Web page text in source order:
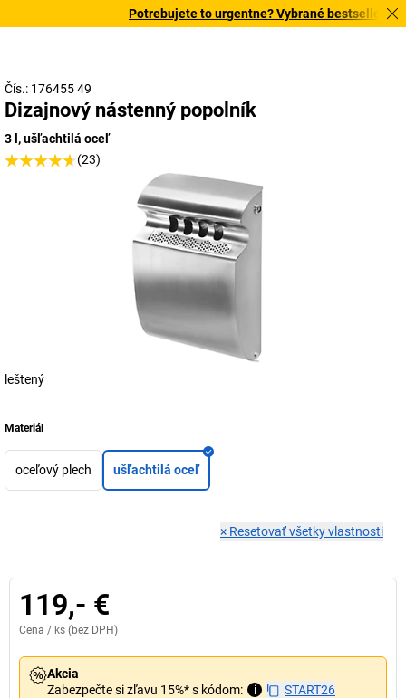
Potrebujete to urgentne? Vybrané bestsellery
Čís.: 176455 49
Dizajnový nástenný popolník
3 l, ušľachtilá oceľ
(23)
leštený
Materiál
oceľový plech ušľachtilá oceľ
× Resetovať všetky vlastnosti
119,- €
Cena / ks (bez DPH)
Akcia
Zabezpečte si zľavu 15%* s kódom:
i START26